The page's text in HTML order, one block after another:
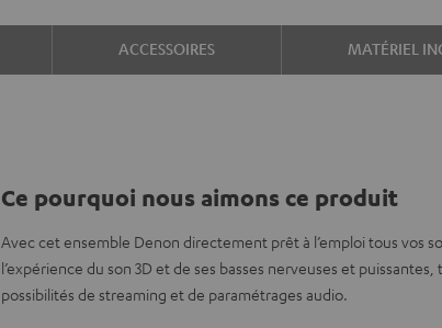
ACCESSOIRES MATÉRIEL
Ce pourquoi nous aimons ce produit
Avec cet ensemble Denon directement prêt à l’emploi tous vos
l’expérience du son 3D et de ses basses nerveuses et
possibilités de streaming et de paramétrages audio.